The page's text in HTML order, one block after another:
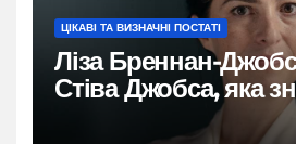
ЦІКАВІ ТА ВИЗНАЧНІ ПОСТАТІ
Ліза Бреннан-
Стіва Джобса, яка
власний голос